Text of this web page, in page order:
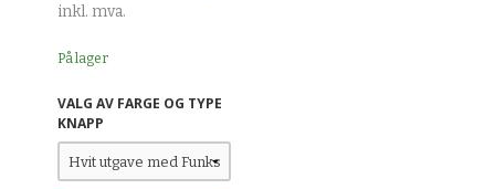
inkl. mva.
På lager
VALG AV FARGE OG TYPE
KNAPP